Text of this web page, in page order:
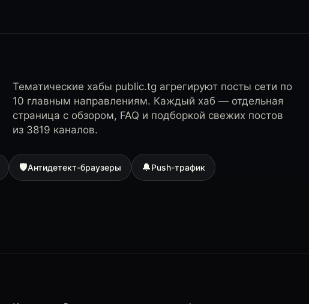
Тематические хабы public.tg агрегируют посты сети по
10 главным направлениям. Каждый хаб — отдельная
страница с обзором, FAQ и подборкой свежих постов
из 3819 каналов.
🛡Антидетект-браузеры 🔔Push-трафик